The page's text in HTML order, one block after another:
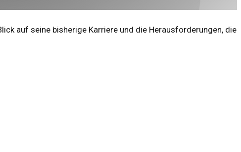
auf seine bisherige Karriere und die Herausforderungen, die